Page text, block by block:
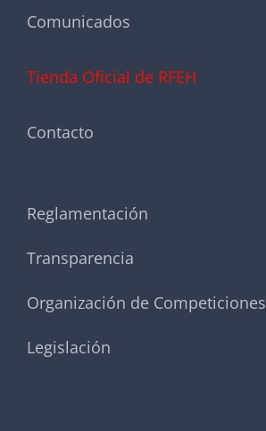
Comunicados
Tienda Oficial de RFEH
Contacto
Reglamentación
Transparencia
Organización de Competiciones
Legislación